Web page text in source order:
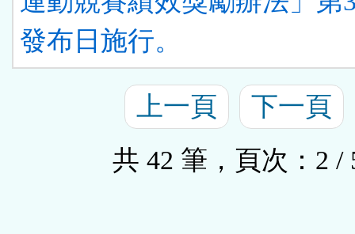
發布日施行。
上一頁
下一頁
共 42 筆，頁次：2 /